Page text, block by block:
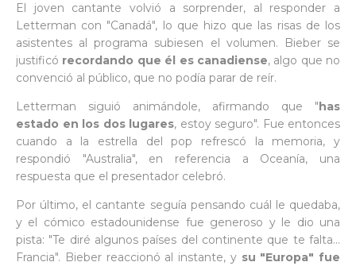
El joven cantante volvió a sorprender, al responder a
Letterman con "Canadá", lo que hizo que las risas de los
asistentes al programa subiesen el volumen. Bieber se
justificó recordando que él es canadiense, algo que no
convenció al público, que no podía parar de reír.
Letterman siguió animándole, afirmando que "has
estado en los dos lugares, estoy seguro". Fue entonces
cuando a la estrella del pop refrescó la memoria, y
respondió "Australia", en referencia a Oceanía, una
respuesta que el presentador celebró.
Por último, el cantante seguía pensando cuál le quedaba,
y el cómico estadounidense fue generoso y le dio una
pista: "Te diré algunos países del continente que te falta...
Francia". Bieber reaccionó al instante, y su "Europa" fue